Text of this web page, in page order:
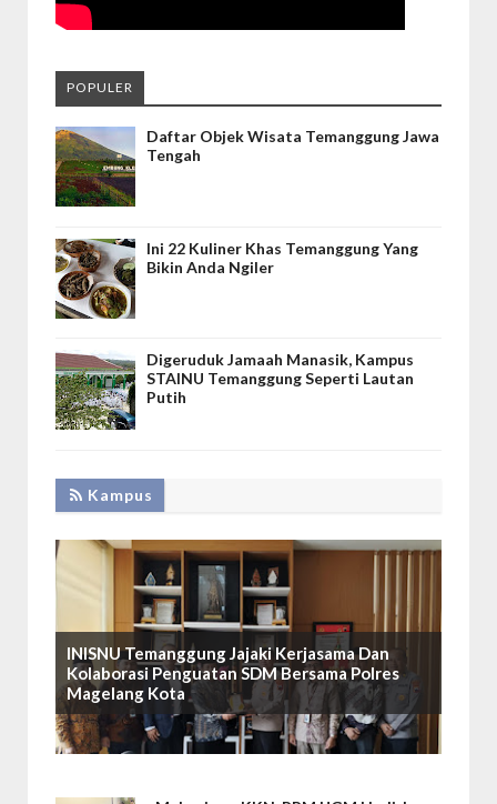
POPULER
Daftar Objek Wisata Temanggung Jawa
Tengah
Ini 22 Kuliner Khas Temanggung Yang
Bikin Anda Ngiler
Digeruduk Jamaah Manasik, Kampus
STAINU Temanggung Seperti Lautan
Putih
Kampus
INISNU Temanggung Jajaki Kerjasama Dan
Kolaborasi Penguatan SDM Bersama Polres
Magelang Kota